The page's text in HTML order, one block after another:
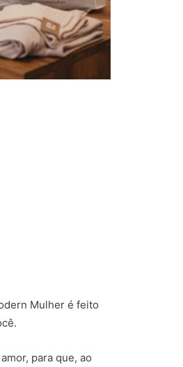
Mulher é feito
para que, ao